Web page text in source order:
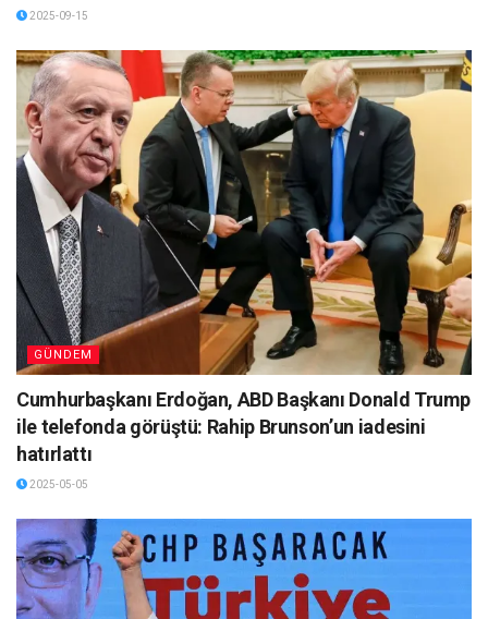
2025-09-15
GÜNDEM
Cumhurbaşkanı Erdoğan, ABD Başkanı Donald Trump
ile telefonda görüştü: Rahip Brunson’un iadesini
hatırlattı
2025-05-05